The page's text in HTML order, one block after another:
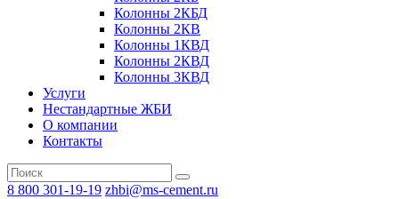
Колонны 2КБД
Колонны 2КВ
Колонны 1КВД
Колонны 2КВД
Колонны 3КВД
Услуги
Нестандартные ЖБИ
О компании
Контакты
8 800 301-19-19 zhbi@ms-cement.ru